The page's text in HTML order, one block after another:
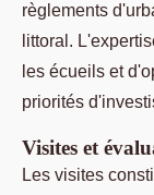
règlements
littoral.
les écueils et
priorités
Visites et
Les visites